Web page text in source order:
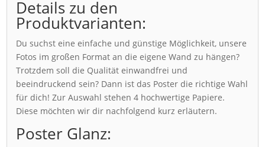
Details zu den
Produktvarianten:
Du suchst eine einfache und günstige Möglichkeit, unsere
Fotos im großen Format an die eigene Wand zu hängen?
Trotzdem soll die Qualität einwandfrei und
beeindruckend sein? Dann ist das Poster die richtige Wahl
für dich! Zur Auswahl stehen 4 hochwertige Papiere.
Diese möchten wir dir nachfolgend kurz erläutern.
Poster Glanz: